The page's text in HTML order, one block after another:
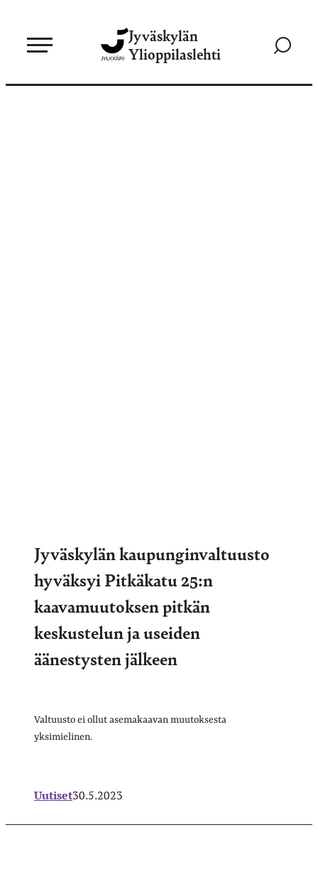
sisältöön
Jyväskylän
Ylioppilaslehti
Siirry
Jyväskylän kaupunginvaltuusto
hyväksyi Pitkäkatu 25:n
kaavamuutoksen pitkän
keskustelun ja useiden
äänestysten jälkeen
Valtuusto ei ollut asemakaavan muutoksesta
yksimielinen.
Uutiset30.5.2023